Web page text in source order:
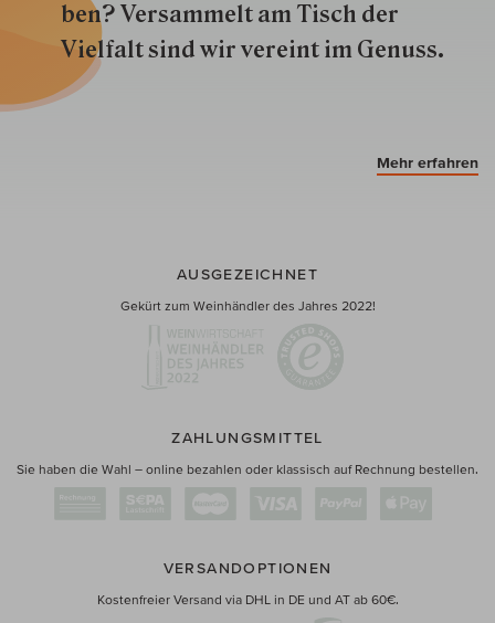
ben? Versammelt am Tisch der
Vielfalt sind wir ver­eint im Genuss.
Mehr erfahren
AUSGEZEICHNET
Gekürt zum Weinhändler des Jahres 2022!
ZAHLUNGSMITTEL
Sie haben die Wahl – online bezahlen oder klassisch auf Rechnung bestellen.
VERSANDOPTIONEN
Kostenfreier Versand via DHL in DE und AT ab 60€.